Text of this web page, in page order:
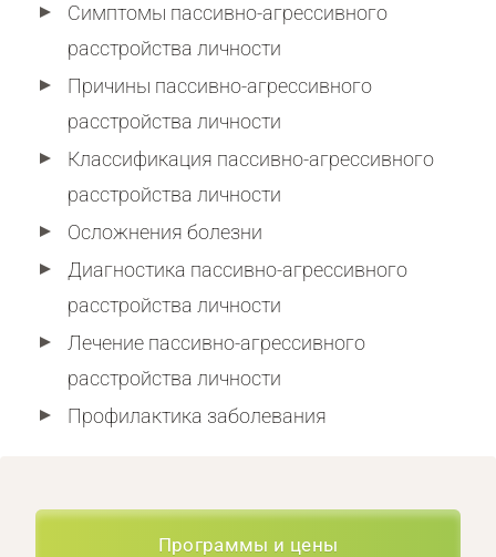
Симптомы пассивно-агрессивного
расстройства личности
Причины пассивно-агрессивного
расстройства личности
Классификация пассивно-агрессивного
расстройства личности
Осложнения болезни
Диагностика пассивно-агрессивного
расстройства личности
Лечение пассивно-агрессивного
расстройства личности
Профилактика заболевания
Программы и цены